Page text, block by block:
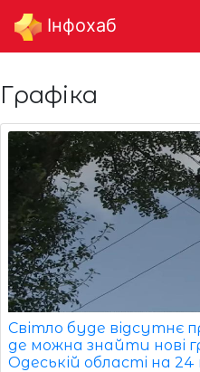
Інфохаб
Графіка
Світло буде відсутнє
де можна знайти нові
Одеській області на 24